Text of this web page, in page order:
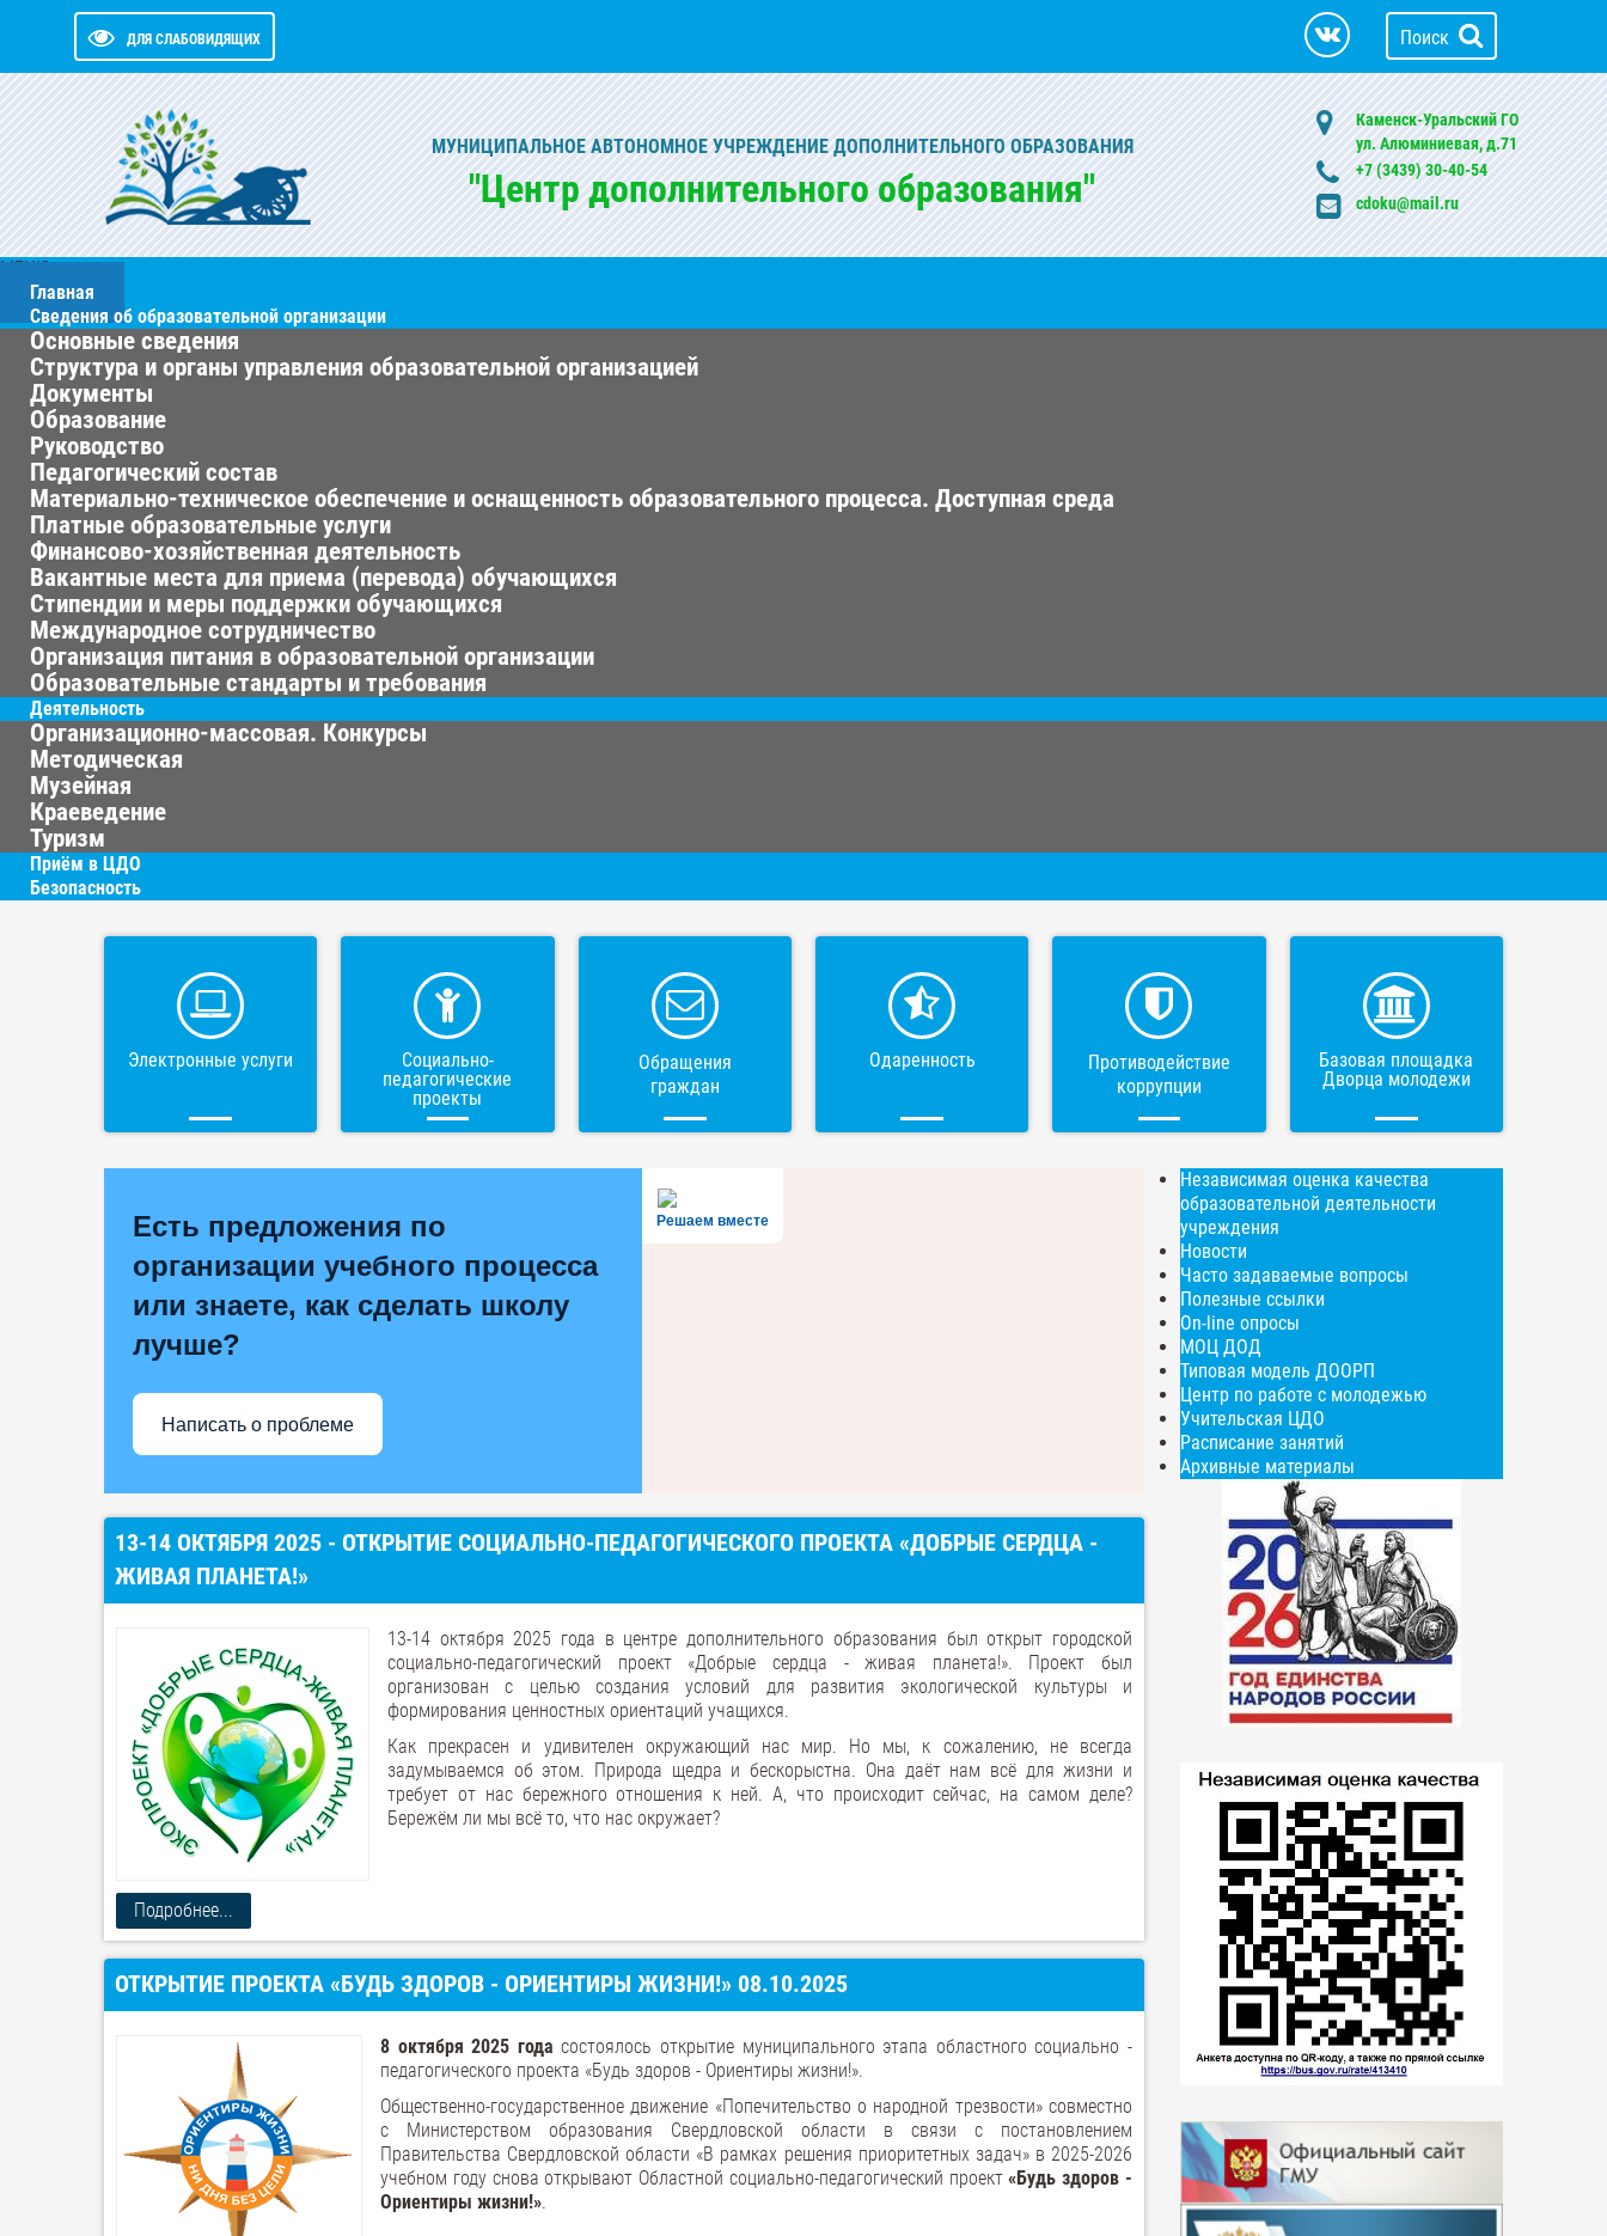
ДЛЯ СЛАБОВИДЯЩИХ Поиск
МУНИЦИПАЛЬНОЕ АВТОНОМНОЕ УЧРЕЖДЕНИЕ ДОПОЛНИТЕЛЬНОГО ОБРАЗОВАНИЯ
"Центр дополнительного образования"
Каменск-Уральский ГО
ул. Алюминиевая, д.71
+7 (3439) 30-40-54
cdoku@mail.ru
МЕНЮ
Главная
Сведения об образовательной организации
Основные сведения
Структура и органы управления образовательной организацией
Документы
Образование
Руководство
Педагогический состав
Материально-техническое обеспечение и оснащенность образовательного процесса. Доступная среда
Платные образовательные услуги
Финансово-хозяйственная деятельность
Вакантные места для приема (перевода) обучающихся
Стипендии и меры поддержки обучающихся
Международное сотрудничество
Организация питания в образовательной организации
Образовательные стандарты и требования
Деятельность
Организационно-массовая. Конкурсы
Методическая
Музейная
Краеведение
Туризм
Приём в ЦДО
Безопасность
Электронные услуги
Социально-
педагогические
проекты
Обращения
граждан
Одаренность
Противодействие
коррупции
Базовая площадка
Дворца молодежи
Решаем вместе
Есть предложения по
организации учебного процесса
или знаете, как сделать школу
лучше?
Написать о проблеме
13-14 ОКТЯБРЯ 2025 - ОТКРЫТИЕ СОЦИАЛЬНО-ПЕДАГОГИЧЕСКОГО ПРОЕКТА «ДОБРЫЕ СЕРДЦА -
ЖИВАЯ ПЛАНЕТА!»
13-14 октября 2025 года в центре дополнительного образования был открыт городской
социально-педагогический проект «Добрые сердца - живая планета!». Проект был
организован с целью создания условий для развития экологической культуры и
формирования ценностных ориентаций учащихся.
Как прекрасен и удивителен окружающий нас мир. Но мы, к сожалению, не всегда
задумываемся об этом. Природа щедра и бескорыстна. Она даёт нам всё для жизни и
требует от нас бережного отношения к ней. А, что происходит сейчас, на самом деле?
Бережём ли мы всё то, что нас окружает?
Подробнее...
ОТКРЫТИЕ ПРОЕКТА «БУДЬ ЗДОРОВ - ОРИЕНТИРЫ ЖИЗНИ!» 08.10.2025
8 октября 2025 года состоялось открытие муниципального этапа областного социально -
педагогического проекта «Будь здоров - Ориентиры жизни!».
Общественно-государственное движение «Попечительство о народной трезвости» совместно
с Министерством образования Свердловской области в связи с постановлением
Правительства Свердловской области «В рамках решения приоритетных задач» в 2025-2026
учебном году снова открывают Областной социально-педагогический проект«Будь здоров -
Ориентиры жизни!».
Независимая оценка качества
образовательной деятельности
учреждения
Новости
Часто задаваемые вопросы
Полезные ссылки
On-line опросы
МОЦ ДОД
Типовая модель ДООРП
Центр по работе с молодежью
Учительская ЦДО
Расписание занятий
Архивные материалы